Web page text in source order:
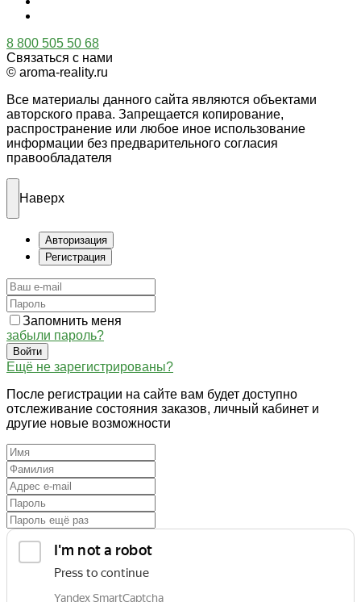
8 800 505 50 68
Связаться с нами
© aroma-reality.ru
Все материалы данного сайта являются объектами
авторского права. Запрещается копирование,
распространение или любое иное использование
информации без предварительного согласия
правообладателя
Наверх
Авторизация
Регистрация
Запомнить меня
забыли пароль?
Войти
Ещё не зарегистрированы?
После регистрации на сайте вам будет доступно
отслеживание состояния заказов, личный кабинет и
другие новые возможности